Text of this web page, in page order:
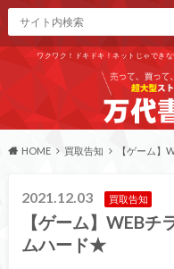
ワクワク！ドキドキ！ネットじゃでき
HOME 買取告知 【ゲーム
2021.12.03 買取告知
【ゲーム】WEB
ムハード★